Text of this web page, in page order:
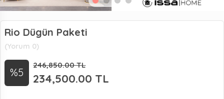
Rio Dügün Paketi
(Yorum 0)
%5
246,850.00 TL
234,500.00 TL